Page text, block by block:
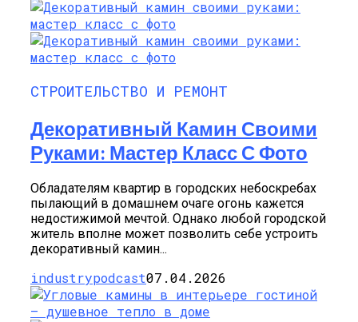
СТРОИТЕЛЬСТВО И РЕМОНТ
Декоративный Камин Своими
Руками: Мастер Класс С Фото
Обладателям квартир в городских небоскребах
пылающий в домашнем очаге огонь кажется
недостижимой мечтой. Однако любой городской
житель вполне может позволить себе устроить
декоративный камин...
industrypodcast07.04.2026